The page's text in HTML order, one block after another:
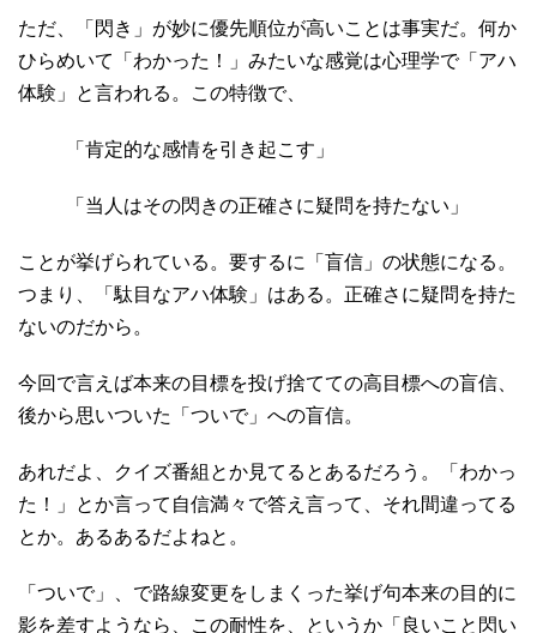
ただ、「閃き」が妙に優先順位が高いことは事実だ。何か
ひらめいて「わかった！」みたいな感覚は心理学で「アハ
体験」と言われる。この特徴で、
「肯定的な感情を引き起こす」
「当人はその閃きの正確さに疑問を持たない」
ことが挙げられている。要するに「盲信」の状態になる。
つまり、「駄目なアハ体験」はある。正確さに疑問を持た
ないのだから。
今回で言えば本来の目標を投げ捨てての高目標への盲信、
後から思いついた「ついで」への盲信。
あれだよ、クイズ番組とか見てるとあるだろう。「わかっ
た！」とか言って自信満々で答え言って、それ間違ってる
とか。あるあるだよねと。
「ついで」、で路線変更をしまくった挙げ句本来の目的に
影を差すようなら、この耐性を、というか「良いこと閃い